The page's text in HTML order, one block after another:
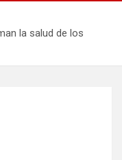
la salud de los